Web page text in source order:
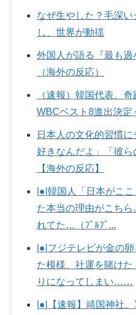
なぜ生やした？毛深
し、世界が動揺
外国人が語る『最も過
（海外の反応）
（速報）韓国代表、
WBCベスト8進出決定
日本人の文化的習慣
好きなんだよ」「彼ら
【海外の反応】
|●|韓国人「日本がこ
た本当の理由がこち
れてた…（ﾌﾞﾙﾌﾞ...
|●|フジテレビが金の
た模様、社運を賭け
りになってしまい……
|●|【速報】靖国神社